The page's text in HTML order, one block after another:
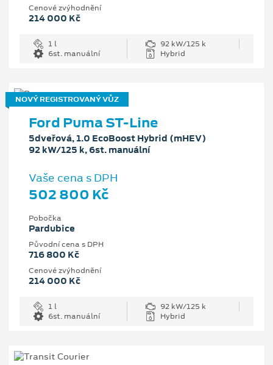
Cenové zvýhodnění
214 000 Kč
1 l
92 kW/125 k
6st. manuální
Hybrid
NOVÝ REGISTROVANÝ VŮZ
Ford Puma ST-Line
5dveřová, 1.0 EcoBoost Hybrid (mHEV)
92 kW/125 k, 6st. manuální
Vaše cena s DPH
502 800 Kč
Pobočka
Pardubice
Původní cena s DPH
716 800 Kč
Cenové zvýhodnění
214 000 Kč
1 l
92 kW/125 k
6st. manuální
Hybrid